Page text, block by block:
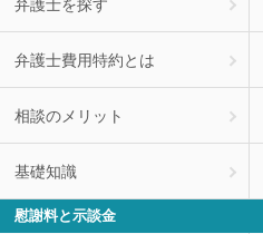
弁護士を探す
弁護士費用特約とは
相談のメリット
基礎知識
慰謝料と示談金